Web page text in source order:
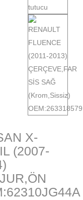
X-
(2007-